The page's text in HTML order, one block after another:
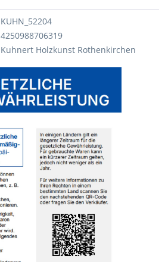
KUHN_52204
4250988706319
Kuhnert Holzkunst Rothenkirchen